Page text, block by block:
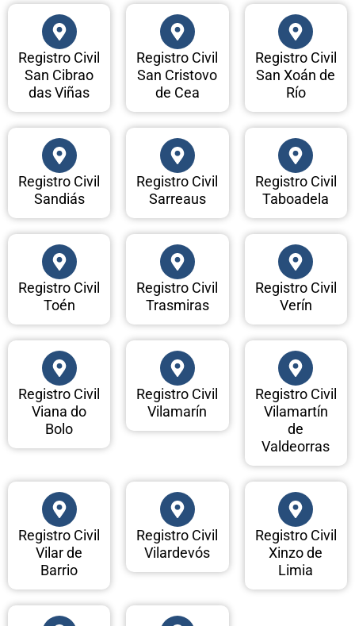
Registro Civil
San Cibrao
das Viñas
Registro Civil
San Cristovo
de Cea
Registro Civil
San Xoán de
Río
Registro Civil
Sandiás
Registro Civil
Sarreaus
Registro Civil
Taboadela
Registro Civil
Toén
Registro Civil
Trasmiras
Registro Civil
Verín
Registro Civil
Viana do
Bolo
Registro Civil
Vilamarín
Registro Civil
Vilamartín
de
Valdeorras
Registro Civil
Vilar de
Barrio
Registro Civil
Vilardevós
Registro Civil
Xinzo de
Limia